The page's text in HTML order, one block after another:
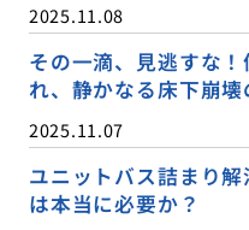
2025.11.08
その一滴、見逃すな
れ、静かなる床下崩壊
2025.11.07
ユニットバス詰まり解
は本当に必要か？